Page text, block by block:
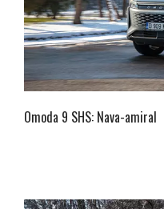
Omoda 9 SHS: Nava-amiral